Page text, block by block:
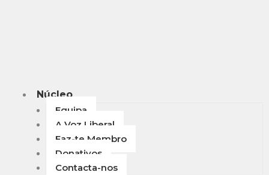
Núcleo
Equipa
A Voz Liberal
Faz-te Membro
Donativos
Contacta-nos